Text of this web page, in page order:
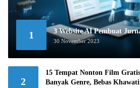
1 3 Website AI Pembuat
30 November 2023
2
15 Tempat Nonton Film
Banyak Genre, Bebas